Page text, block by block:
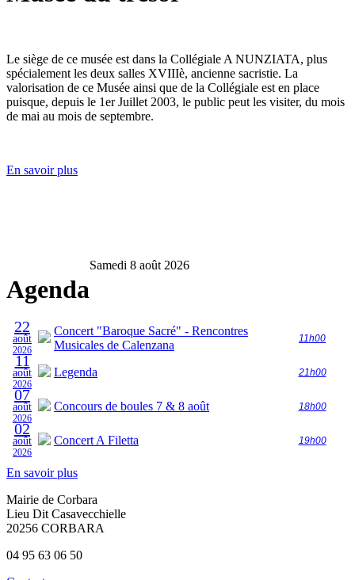
Le siège de ce musée est dans la Collégiale A NUNZIATA, plus
spécialement les deux salles XVIIIè, ancienne sacristie. La
valorisation de ce Musée ainsi que de la Collégiale est en place
puisque, depuis le 1er Juillet 2003, le public peut les visiter, du mois
de mai au mois de septembre.
En savoir plus
Agenda
Samedi 8 août 2026
22
août
2026
Concert "Baroque Sacré" - Rencontres
Musicales de Calenzana
11h00
11
août
2026
Legenda 21h00
07
août
2026
Concours de boules 7 & 8 août 18h00
02
août
2026
Concert A Filetta 19h00
En savoir plus
Mairie de Corbara
Lieu Dit Casavecchielle
20256 CORBARA
04 95 63 06 50